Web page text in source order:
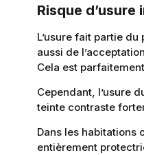
Risque d’usure
L’usure fait partie
aussi de
Cela est
Cependant, l’usure
teinte contraste
Dans les habitations
entièrement